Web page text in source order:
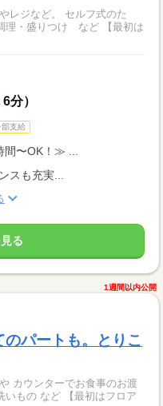
レジなど。 セルフ式のた
分）
部支給
間〜OK！≫ ...
スも充実...
る
1週間以内公開
パートも。とりこ
カウンターでお食事のお渡